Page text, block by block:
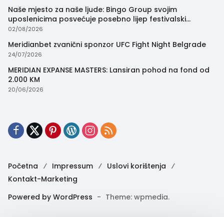
Naše mjesto za naše ljude: Bingo Group svojim
uposlenicima posvećuje posebno lijep festivalski
trenutak
02/08/2026
Meridianbet zvanični sponzor UFC Fight Night Belgrade
24/07/2026
MERIDIAN EXPANSE MASTERS: Lansiran pohod na fond od
2.000 KM
20/06/2026
Početna Impressum
Uslovi korištenja
Kontakt-Marketing
Powered by WordPress - Theme: wpmedia.